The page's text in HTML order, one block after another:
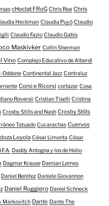
cHoclat FRoG Chris Rea Chris
Heckman Claudia Puyó Claudio
Claudio Fazio Claudio Gabis
Maskivker Collin Sherman
Vino Complejo Educativo de Alberdi
Oddone Continental Jazz Contraluz
Corsi e Ricorsi cortazar Cosa
Roversii Cristian Tiselli Cristina
Crosby Stills and Nash Crosby Stills
Tatuado Cucarachas Cuervos
Loyola César Limonta César
Daddy Antogna y los de Helio
Dagmar Krause Damian Lemes
Daniel Benitez Daniele Giovannon
Daniel Ruggiero Daniel Schneck
Markovitch Dante Dante The